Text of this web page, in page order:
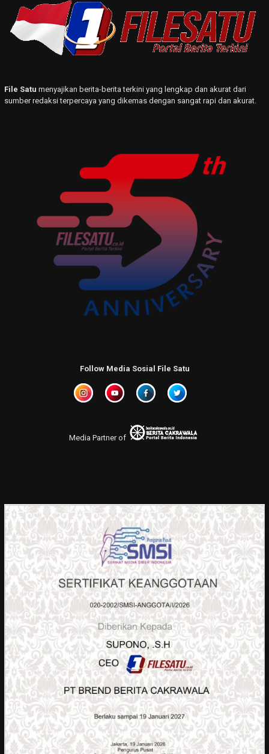
File Satu menyajikan berita-berita terkini yang lengkap dan akurat dari
sumber redaksi terpercaya yang dikemas dengan sangat rapi dan akurat.
Follow Media Sosial File Satu
Media Partner of